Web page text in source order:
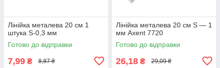
Лінійка металева 20 см 1
штука S-0,3 мм
Готово до відправки
7,99 ₴ 8,87 ₴
Лінійка металева 20 см S — 1
мм Axent 7720
Готово до відправки
26,18 ₴ 29,09 ₴